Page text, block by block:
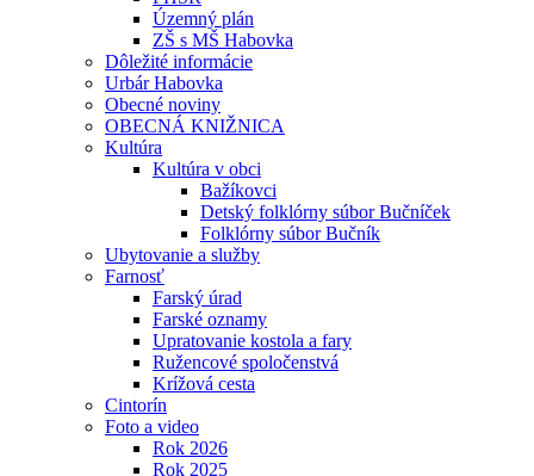
Územný plán
ZŠ s MŠ Habovka
Dôležité informácie
Urbár Habovka
Obecné noviny
OBECNÁ KNIŽNICA
Kultúra
Kultúra v obci
Bažíkovci
Detský folklórny súbor Bučníček
Folklórny súbor Bučník
Ubytovanie a služby
Farnosť
Farský úrad
Farské oznamy
Upratovanie kostola a fary
Ružencové spoločenstvá
Krížová cesta
Cintorín
Foto a video
Rok 2026
Rok 2025